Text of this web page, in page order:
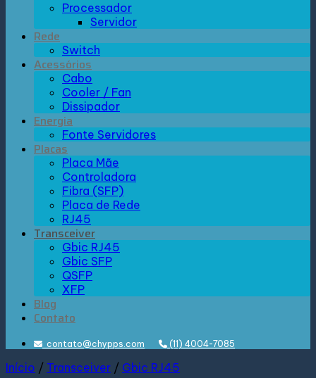
Processador
Servidor
Rede
Switch
Acessórios
Cabo
Cooler / Fan
Dissipador
Energia
Fonte Servidores
Placas
Placa Mãe
Controladora
Fibra (SFP)
Placa de Rede
RJ45
Transceiver
Gbic RJ45
Gbic SFP
QSFP
XFP
Blog
Contato
contato@chypps.com (11) 4004-7085
Início / Transceiver / Gbic RJ45